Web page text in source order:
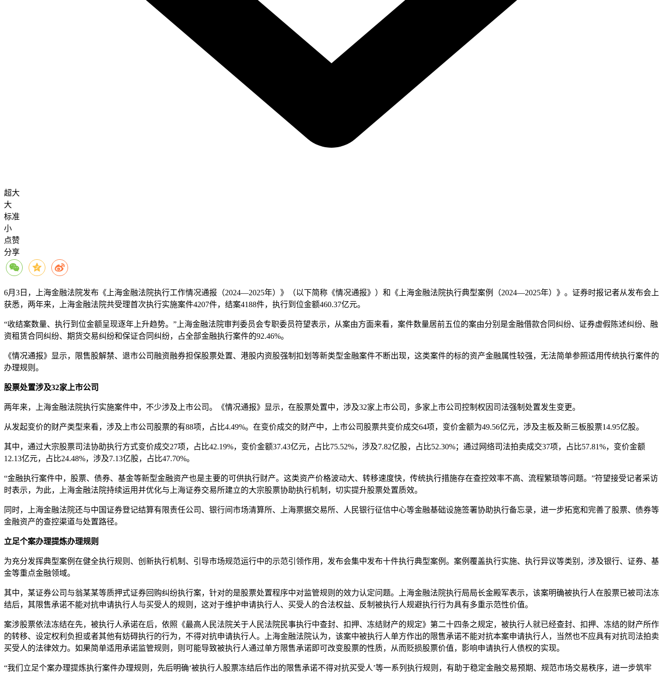
超大
大
标准
小
点赞
分享
6月3日，上海金融法院发布《上海金融法院执行工作情况通报（2024—2025年）》（以下简称《情况通报》）和《上海金融法院执行典型案例（2024—2025年）》。证券时报记者从发布会上
获悉，两年来，上海金融法院共受理首次执行实施案件4207件，结案4188件，执行到位金额460.37亿元。
“收结案数量、执行到位金额呈现逐年上升趋势。”上海金融法院审判委员会专职委员符望表示，从案由方面来看，案件数量居前五位的案由分别是金融借款合同纠纷、证券虚假陈述纠纷、融
资租赁合同纠纷、期货交易纠纷和保证合同纠纷，占全部金融执行案件的92.46%。
《情况通报》显示，限售股解禁、退市公司融资融券担保股票处置、港股内资股强制扣划等新类型金融案件不断出现，这类案件的标的资产金融属性较强，无法简单参照适用传统执行案件的
办理规则。
股票处置涉及32家上市公司
两年来，上海金融法院执行实施案件中，不少涉及上市公司。《情况通报》显示，在股票处置中，涉及32家上市公司，多家上市公司控制权因司法强制处置发生变更。
从发起变价的财产类型来看，涉及上市公司股票的有88项，占比4.49%。在变价成交的财产中，上市公司股票共变价成交64项，变价金额为49.56亿元，涉及主板及新三板股票14.95亿股。
其中，通过大宗股票司法协助执行方式变价成交27项，占比42.19%，变价金额37.43亿元，占比75.52%，涉及7.82亿股，占比52.30%；通过网络司法拍卖成交37项，占比57.81%，变价金额
12.13亿元，占比24.48%，涉及7.13亿股，占比47.70%。
“金融执行案件中，股票、债券、基金等新型金融资产也是主要的可供执行财产。这类资产价格波动大、转移速度快，传统执行措施存在查控效率不高、流程繁琐等问题。”符望接受记者采访
时表示，为此，上海金融法院持续运用并优化与上海证券交易所建立的大宗股票协助执行机制，切实提升股票处置质效。
同时，上海金融法院还与中国证券登记结算有限责任公司、银行间市场清算所、上海票据交易所、人民银行征信中心等金融基础设施签署协助执行备忘录，进一步拓宽和完善了股票、债券等
金融资产的查控渠道与处置路径。
立足个案办理提炼办理规则
为充分发挥典型案例在健全执行规则、创新执行机制、引导市场规范运行中的示范引领作用，发布会集中发布十件执行典型案例。案例覆盖执行实施、执行异议等类别，涉及银行、证券、基
金等重点金融领域。
其中，某证券公司与翁某某等质押式证券回购纠纷执行案，针对的是股票处置程序中对监管规则的效力认定问题。上海金融法院执行局局长金殿军表示，该案明确被执行人在股票已被司法冻
结后，其限售承诺不能对抗申请执行人与买受人的规则，这对于维护申请执行人、买受人的合法权益、反制被执行人规避执行行为具有多重示范性价值。
案涉股票依法冻结在先，被执行人承诺在后，依照《最高人民法院关于人民法院民事执行中查封、扣押、冻结财产的规定》第二十四条之规定，被执行人就已经查封、扣押、冻结的财产所作
的转移、设定权利负担或者其他有妨碍执行的行为，不得对抗申请执行人。上海金融法院认为，该案中被执行人单方作出的限售承诺不能对抗本案申请执行人，当然也不应具有对抗司法拍卖
买受人的法律效力。如果简单适用承诺监管规则，则可能导致被执行人通过单方限售承诺即可改变股票的性质，从而贬损股票价值，影响申请执行人债权的实现。
“我们立足个案办理提炼执行案件办理规则，先后明确‘被执行人股票冻结后作出的限售承诺不得对抗买受人’等一系列执行规则，有助于稳定金融交易预期、规范市场交易秩序，进一步筑牢